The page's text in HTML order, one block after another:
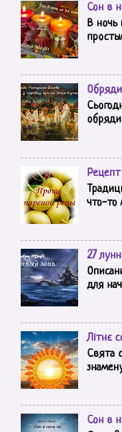
Сон в
В ночь
обряди
что-то
27
для
Літнє
Свята
Сон в